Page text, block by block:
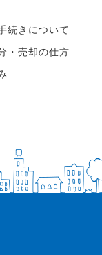
続きについて
・売却の仕方